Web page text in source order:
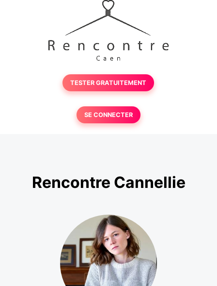
TESTER GRATUITEMENT
SE CONNECTER
Rencontre Cannellie